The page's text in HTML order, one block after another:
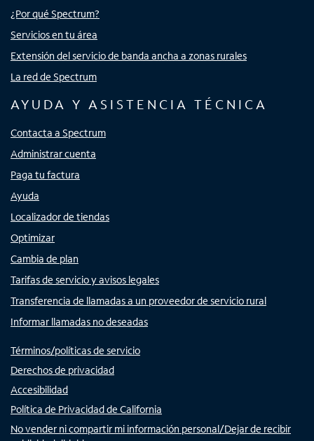
¿Por qué Spectrum?
Servicios en tu área
Extensión del servicio de banda ancha a zonas rurales
La red de Spectrum
AYUDA Y ASISTENCIA TÉCNICA
Contacta a Spectrum
Administrar cuenta
Paga tu factura
Ayuda
Localizador de tiendas
Optimizar
Cambia de plan
Tarifas de servicio y avisos legales
Transferencia de llamadas a un proveedor de servicio rural
Informar llamadas no deseadas
Términos/políticas de servicio
Derechos de privacidad
Accesibilidad
Política de Privacidad de California
No vender ni compartir mi información personal/Dejar de recibir